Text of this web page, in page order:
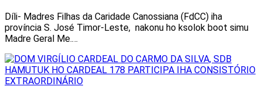
Díli- Madres Filhas da Caridade Canossiana (FdCC) iha
província S. José Timor-Leste, nakonu ho ksolok boot simu
Madre Geral Me.…